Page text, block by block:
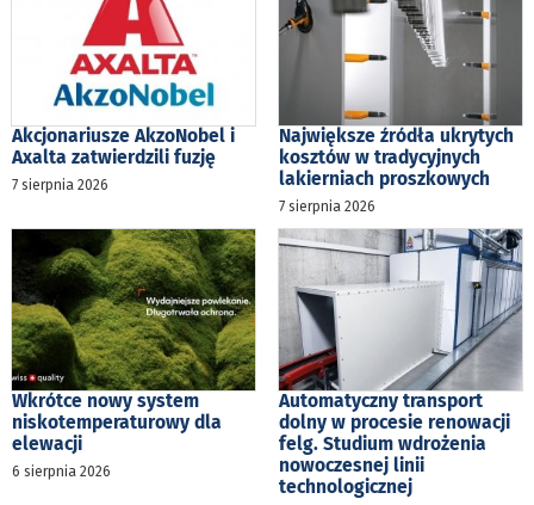
Akcjonariusze AkzoNobel i
Axalta zatwierdzili fuzję
7 sierpnia 2026
Największe źródła ukrytych
kosztów w tradycyjnych
lakierniach proszkowych
7 sierpnia 2026
Wkrótce nowy system
niskotemperaturowy dla
elewacji
6 sierpnia 2026
Automatyczny transport
dolny w procesie renowacji
felg. Studium wdrożenia
nowoczesnej linii
technologicznej